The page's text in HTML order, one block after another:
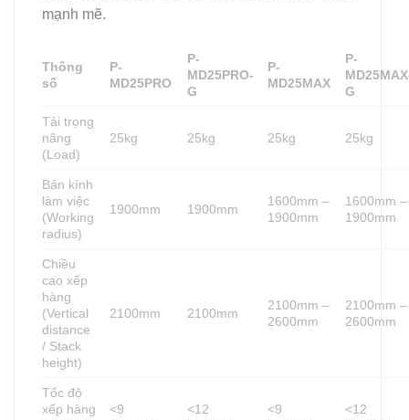
mạnh mẽ.
Thông
số
P-
MD25PRO
P-
MD25PRO-
G
P-
MD25MAX
P-
G
Tải trọng
nâng
(Load)
25kg 25kg 25kg 25kg
Bán kính
làm việc
(Working
radius)
1900mm 1900mm
1600mm –
1900mm
1600mm –
1900mm
Chiều
cao xếp
hàng
(Vertical
distance
/ Stack
height)
2100mm 2100mm
2100mm –
2600mm
2100mm –
2600mm
Tốc độ
xếp hàng
<9
<12
<9
<12